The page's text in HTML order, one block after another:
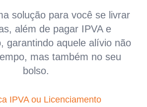
solução para você se livrar
além de pagar IPVA e
garantindo aquele alívio não
mas também no seu
bolso.
IPVA ou Licenciamento